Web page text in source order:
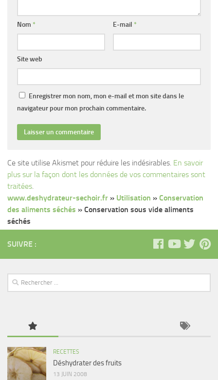
Nom * E-mail *
Site web
Enregistrer mon nom, mon e-mail et mon site dans le
navigateur pour mon prochain commentaire.
Ce site utilise Akismet pour réduire les indésirables. En savoir
plus sur la façon dont les données de vos commentaires sont
traitées.
www.deshydrateur-sechoir.fr » Utilisation » Conservation
des aliments séchés » Conservation sous vide aliments
séchés
SUIVRE :
RECETTES
Déshydrater des fruits
13 JUIN 2008